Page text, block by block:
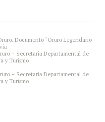
Documento “Oruro Legendario
– Secretaría Departamental de
y Turismo
– Secretaría Departamental de
y Turismo